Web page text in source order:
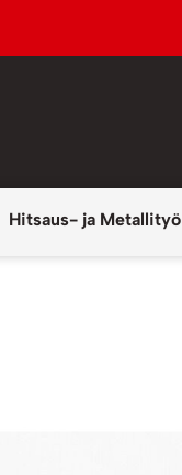
Hitsaus- ja Metallityö